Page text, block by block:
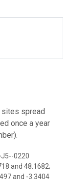
sites spread
once a year
0220
and 48.1682;
and -3.3404